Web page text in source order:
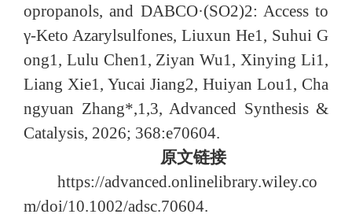
opropanols, and DABCO·(SO2)2: Access to
γ-Keto Azarylsulfones, Liuxun He1, Suhui G
ong1, Lulu Chen1, Ziyan Wu1, Xinying Li1,
Liang Xie1, Yucai Jiang2, Huiyan Lou1, Cha
ngyuan Zhang*,1,3, Advanced Synthesis &
Catalysis, 2026; 368:e70604.
原文链接
https://advanced.onlinelibrary.wiley.co
m/doi/10.1002/adsc.70604.